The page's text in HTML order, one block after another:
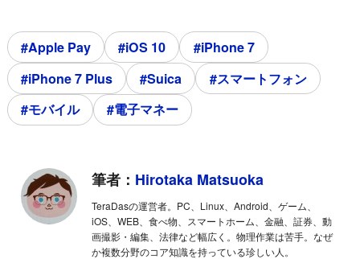
#Apple Pay #iOS 10
#iPhone 7
#iPhone 7 Plus
#Suica
#スマートフォン
#モバイル
#電子マネー
筆者： Hirotaka Matsuoka
TeraDasの運営者。PC、Linux、Android、ゲーム、
iOS、WEB、食べ物、スマートホーム、金融、証券、動
画撮影・編集、法律など幅広く。物理作業は苦手。なぜ
か複数分野のコア知識を持っている珍しい人。